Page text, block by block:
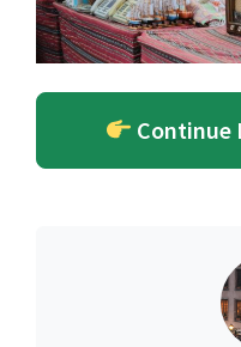
Continue